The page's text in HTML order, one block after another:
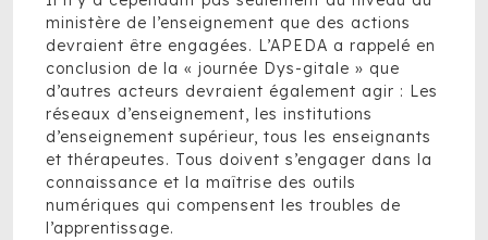
ministère de l’enseignement que des actions
devraient être engagées. L’APEDA a rappelé en
conclusion de la « journée Dys-gitale » que
d’autres acteurs devraient également agir : Les
réseaux d’enseignement, les institutions
d’enseignement supérieur, tous les enseignants
et thérapeutes. Tous doivent s’engager dans la
connaissance et la maîtrise des outils
numériques qui compensent les troubles de
l’apprentissage.